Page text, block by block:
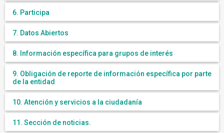
6. Participa
7. Datos Abiertos
8. Información específica para grupos de interés
9. Obligación de reporte de información específica por parte
de la entidad
10. Atención y servicios a la ciudadanía
11. Sección de noticias.